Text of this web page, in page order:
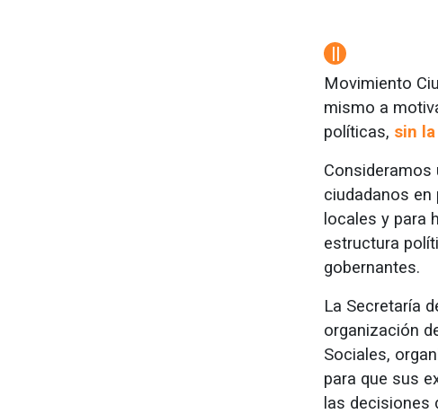
||
Movimiento
mismo a
políticas, sin
Consideramos
ciudadanos en
locales y para
estructura
gobernantes.
La Secretaría
organización
Sociales,
para que sus
las decisiones